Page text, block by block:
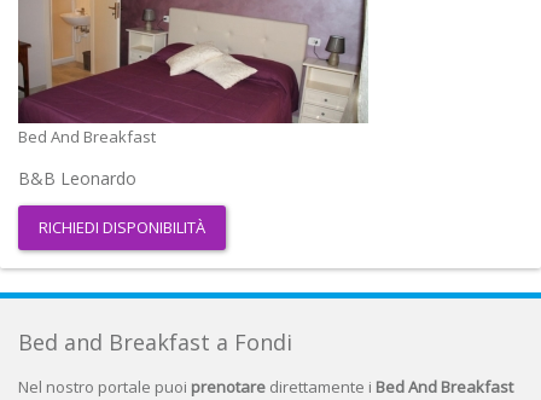
Bed And Breakfast
B&B Leonardo
RICHIEDI DISPONIBILITÀ
Bed and Breakfast a Fondi
Nel nostro portale puoi prenotare direttamente i Bed And Breakfast